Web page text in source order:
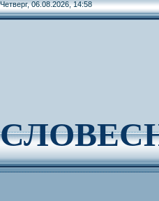
Четверг, 06.08.2026, 14:58